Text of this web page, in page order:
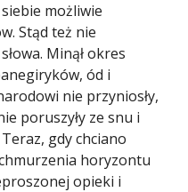
możliwie
Stąd też nie
Minął okres
ód i
nie przyniosły,
poruszyły ze snu i
gdy chciano
horyzontu
opieki i